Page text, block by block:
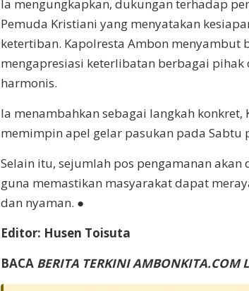
Ia mengungkapkan, dukungan terhadap
Pemuda Kristiani yang menyatakan
ketertiban. Kapolresta Ambon menyambut
mengapresiasi keterlibatan berbagai
harmonis.
Ia menambahkan sebagai langkah
memimpin apel gelar pasukan pada Sabtu
Selain itu, sejumlah pos pengamanan
guna memastikan masyarakat dapat
dan nyaman. ●
Editor: Husen Toisuta
BACA BERITA TERKINI AMBONKITA.COM